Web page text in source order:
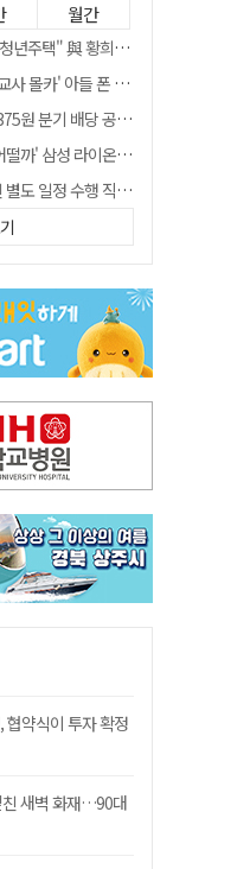
월간
희…'딸 학비는 年 4200만원'
고…"처벌 못하는 사안" 내부망에 글
…"3분기 중 주주환원 방안 확정"
즈, 새 얼굴 투수 미야모리 영입
원도…보고서엔 '공식일정 참석'
달군 공구로 고문…남편 검거
이후 요금 도로 오른다?
시 올림픽 감독은 홍명보 [영상]
시…가족 사건 수사 못해
협약식이 투자 확정
친 새벽 화재…90대